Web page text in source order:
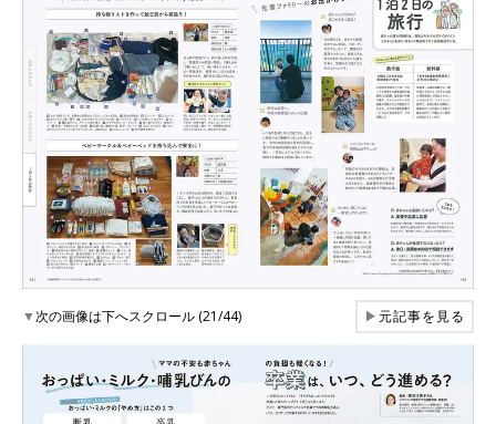
▼次の画像は下へスクロール (21/44) ▶元記事を見る